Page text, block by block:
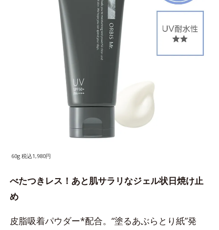
60g 税込1,980円
べたつきレス！あと肌サラリなジェル状日焼け止
め
皮脂吸着パウダー*配合。“塗るあぶらとり紙”発